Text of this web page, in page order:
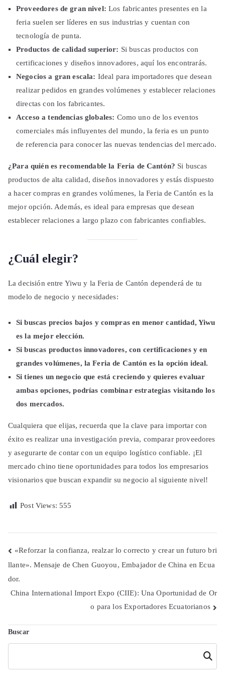
Proveedores de gran nivel: Los fabricantes presentes en la
feria suelen ser líderes en sus industrias y cuentan con
tecnología de punta.
Productos de calidad superior: Si buscas productos con
certificaciones y diseños innovadores, aquí los encontrarás.
Negocios a gran escala: Ideal para importadores que desean
realizar pedidos en grandes volúmenes y establecer relaciones
directas con los fabricantes.
Acceso a tendencias globales: Como uno de los eventos
comerciales más influyentes del mundo, la feria es un punto
de referencia para conocer las nuevas tendencias del mercado.
¿Para quién es recomendable la Feria de Cantón? Si buscas
productos de alta calidad, diseños innovadores y estás dispuesto
a hacer compras en grandes volúmenes, la Feria de Cantón es la
mejor opción. Además, es ideal para empresas que desean
establecer relaciones a largo plazo con fabricantes confiables.
¿Cuál elegir?
La decisión entre Yiwu y la Feria de Cantón dependerá de tu
modelo de negocio y necesidades:
Si buscas precios bajos y compras en menor cantidad, Yiwu
es la mejor elección.
Si buscas productos innovadores, con certificaciones y en
grandes volúmenes, la Feria de Cantón es la opción ideal.
Si tienes un negocio que está creciendo y quieres evaluar
ambas opciones, podrías combinar estrategias visitando los
dos mercados.
Cualquiera que elijas, recuerda que la clave para importar con
éxito es realizar una investigación previa, comparar proveedores
y asegurarte de contar con un equipo logístico confiable. ¡El
mercado chino tiene oportunidades para todos los empresarios
visionarios que buscan expandir su negocio al siguiente nivel!
Post Views: 555
Navegación
de
entradas
«Reforzar la confianza, realzar lo correcto y crear un futuro bri
llante». Mensaje de Chen Guoyou, Embajador de China en Ecua
dor.
China International Import Expo (CIIE): Una Oportunidad de Or
o para los Exportadores Ecuatorianos
Buscar
Buscar